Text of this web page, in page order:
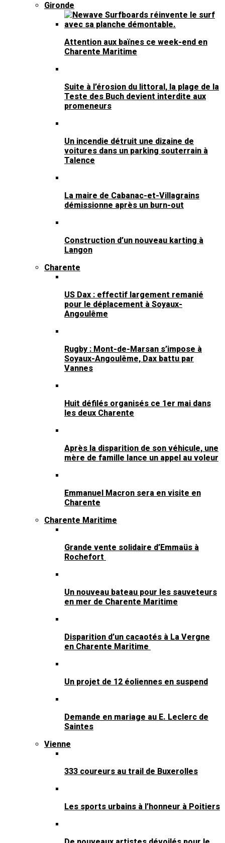
Gironde
Attention aux baïnes ce week-end en
Charente Maritime
Suite à l’érosion du littoral, la plage de la
Teste des Buch devient interdite aux
promeneurs
Un incendie détruit une dizaine de
voitures dans un parking souterrain à
Talence
La maire de Cabanac-et-Villagrains
démissionne après un burn-out
Construction d’un nouveau karting à
Langon
Charente
US Dax : effectif largement remanié
pour le déplacement à Soyaux-
Angoulême
Rugby : Mont-de-Marsan s’impose à
Soyaux-Angoulême, Dax battu par
Vannes
Huit défilés organisés ce 1er mai dans
les deux Charente
Après la disparition de son véhicule, une
mère de famille lance un appel au voleur
Emmanuel Macron sera en visite en
Charente
Charente Maritime
Grande vente solidaire d’Emmaüs à
Rochefort
Un nouveau bateau pour les sauveteurs
en mer de Charente Maritime
Disparition d’un cacaotés à La Vergne
en Charente Maritime
Un projet de 12 éoliennes en suspend
Demande en mariage au E. Leclerc de
Saintes
Vienne
333 coureurs au trail de Buxerolles
Les sports urbains à l’honneur à Poitiers